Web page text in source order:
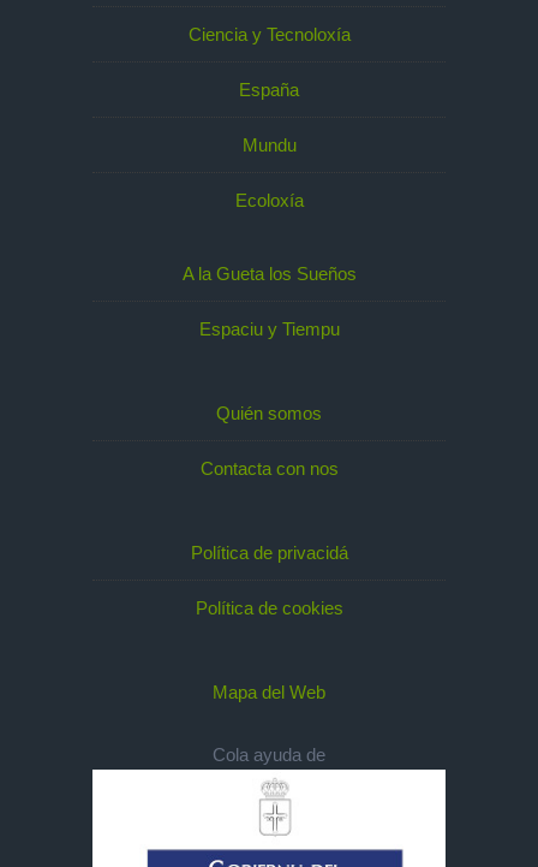
Ciencia y Tecnoloxía
España
Mundu
Ecoloxía
A la Gueta los Sueños
Espaciu y Tiempu
Quién somos
Contacta con nos
Política de privacidá
Política de cookies
Mapa del Web
Cola ayuda de